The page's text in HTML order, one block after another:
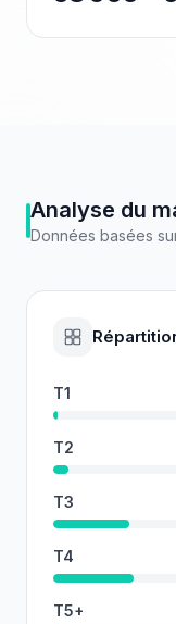
Analyse du
Données basées
T1
T2
T3
T4
T5+